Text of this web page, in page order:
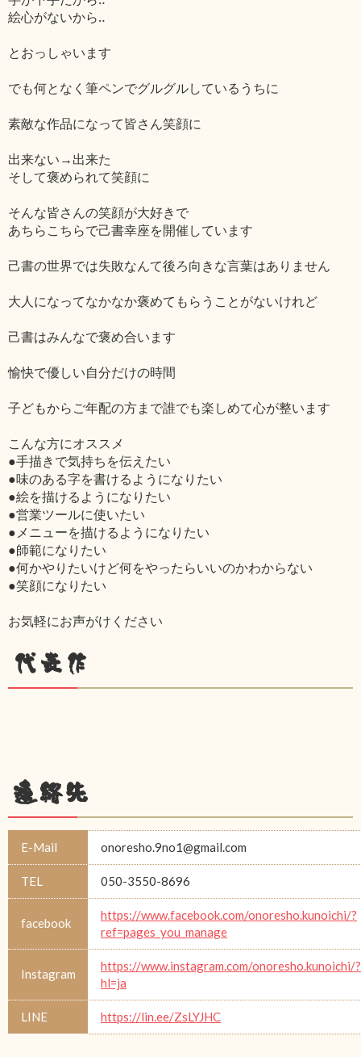
絵心がないから‥
とおっしゃいます
でも何となく筆ペンでグルグルしているうちに
素敵な作品になって皆さん笑顔に
出来ない→出来た
そして褒められて笑顔に
そんな皆さんの笑顔が大好きで
あちらこちらで己書幸座を開催しています
己書の世界では失敗なんて後ろ向きな言葉はありません
大人になってなかなか褒めてもらうことがないけれど
己書はみんなで褒め合います
愉快で優しい自分だけの時間
子どもからご年配の方まで誰でも楽しめて心が整います
こんな方にオススメ
●手描きで気持ちを伝えたい
●味のある字を書けるようになりたい
●絵を描けるようになりたい
●営業ツールに使いたい
●メニューを描けるようになりたい
●師範になりたい
●何かやりたいけど何をやったらいいのかわからない
●笑顔になりたい
お気軽にお声がけください
代表作
連絡先
E-Mail onoresho.9no1@gmail.com
TEL 050-3550-8696
facebook
https://www.facebook.com/onoresho.kunoichi/?
ref=pages_you_manage
Instagram
https://www.instagram.com/onoresho.kunoichi/?
hl=ja
LINE https://lin.ee/ZsLYJHC